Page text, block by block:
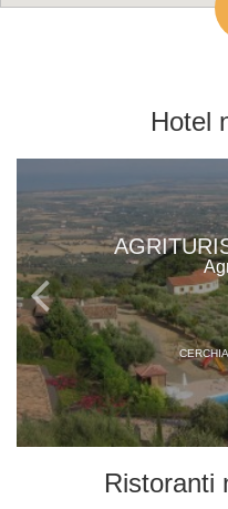
Hotel
Ristoranti